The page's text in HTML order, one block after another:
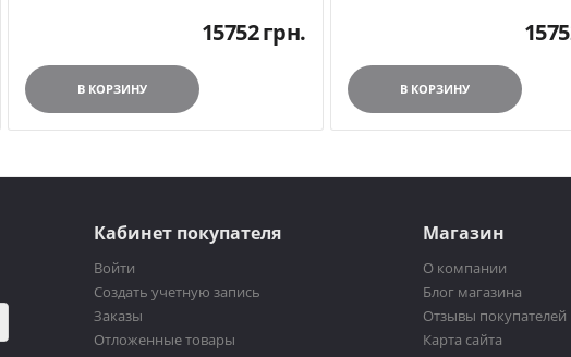
15752грн.
В КОРЗИНУ В КОРЗИНУ
Кабинет покупателя
Войти
Создать учетную запись
Заказы
Отложенные товары
Магазин
О компании
Блог магазина
Отзывы покупателей
Карта сайта